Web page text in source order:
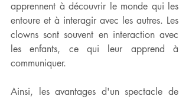
apprennent à découvrir le monde qui les
entoure et à interagir avec les autres. Les
clowns sont souvent en interaction avec
les enfants, ce qui leur apprend à
communiquer.
Ainsi, les avantages d'un spectacle de